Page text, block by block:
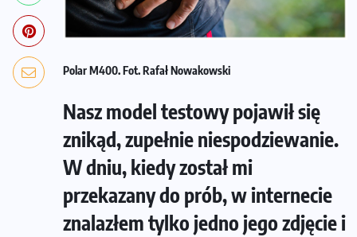
Polar M400. Fot. Rafał Nowakowski
Nasz model testowy pojawił się
znikąd, zupełnie niespodziewanie.
W dniu, kiedy został mi
przekazany do prób, w internecie
znalazłem tylko jedno jego zdjęcie i